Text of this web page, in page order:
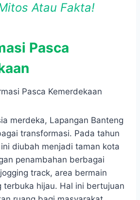
Atau Fakta!
Pasca
merdeka, Lapangan Banteng
transformasi. Pada tahun
diubah menjadi taman kota
penambahan berbagai
track, area bermain
terbuka hijau. Hal ini bertujuan